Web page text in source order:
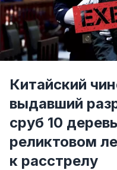
Китайский
выдавший
сруб 10
реликтовом
к расстрелу